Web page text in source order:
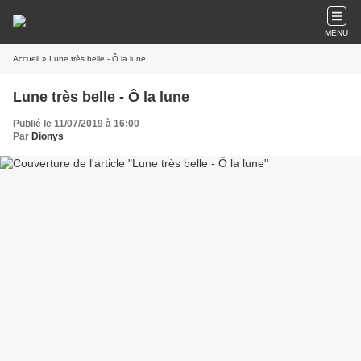
MENU
Accueil » Lune très belle - Ô la lune
Lune très belle - Ô la lune
Publié le 11/07/2019 à 16:00
Par Dionys